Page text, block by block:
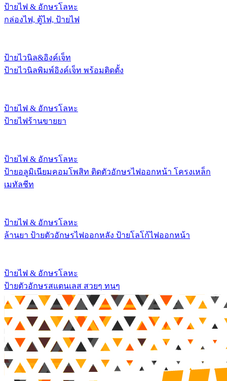
ป้ายไฟ & อักษรโลหะ
กล่องไฟ, ตู้ไฟ, ป้ายไฟ
ป้ายไวนิล&อิงค์เจ็ท
ป้ายไวนิลพิมพ์อิงค์เจ็ท พร้อมติดตั้ง
ป้ายไฟ & อักษรโลหะ
ป้ายไฟร้านขายยา
ป้ายไฟ & อักษรโลหะ
ป้ายอลูมิเนียมคอมโพสิท ติดตัวอักษรไฟออกหน้า โครงเหล็ก
เมทัลชีท
ป้ายไฟ & อักษรโลหะ
ล้านยา ป้ายตัวอักษรไฟออกหลัง ป้ายโลโก้ไฟออกหน้า
ป้ายไฟ & อักษรโลหะ
ป้ายตัวอักษรสแตนเลส สวยๆ ทนๆ